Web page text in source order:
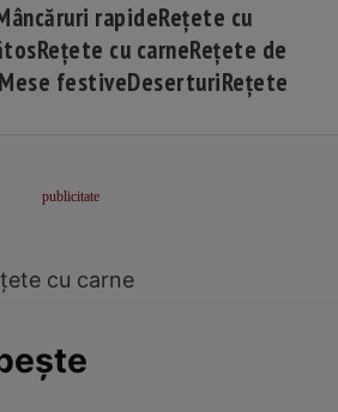
rapideRețete cu
Rețete cu carneRețete de
Mese festiveDeserturiRețete
cu carne